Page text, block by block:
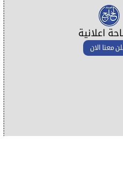
اعلانية
معنا الان